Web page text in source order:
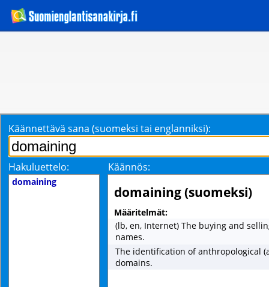
Käännettävä sana (suomeksi tai englanniksi):
Hakuluettelo: Käännös:
domaining
domaining (suomeksi)
Määritelmät:
(lb, en, Internet) The buying and
names.
The identification of anthropological
domains.